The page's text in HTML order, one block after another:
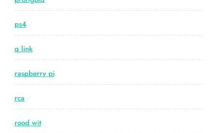
ps4
q link
raspberry pi
rca
rood wit